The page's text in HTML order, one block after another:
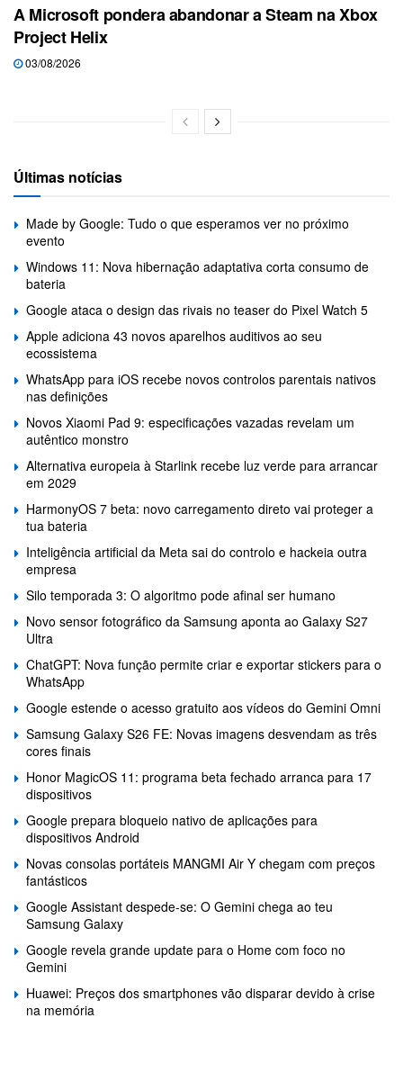
A Microsoft pondera abandonar a Steam na Xbox
Project Helix
03/08/2026
Últimas notícias
Made by Google: Tudo o que esperamos ver no próximo
evento
Windows 11: Nova hibernação adaptativa corta consumo de
bateria
Google ataca o design das rivais no teaser do Pixel Watch 5
Apple adiciona 43 novos aparelhos auditivos ao seu
ecossistema
WhatsApp para iOS recebe novos controlos parentais nativos
nas definições
Novos Xiaomi Pad 9: especificações vazadas revelam um
autêntico monstro
Alternativa europeia à Starlink recebe luz verde para arrancar
em 2029
HarmonyOS 7 beta: novo carregamento direto vai proteger a
tua bateria
Inteligência artificial da Meta sai do controlo e hackeia outra
empresa
Silo temporada 3: O algoritmo pode afinal ser humano
Novo sensor fotográfico da Samsung aponta ao Galaxy S27
Ultra
ChatGPT: Nova função permite criar e exportar stickers para o
WhatsApp
Google estende o acesso gratuito aos vídeos do Gemini Omni
Samsung Galaxy S26 FE: Novas imagens desvendam as três
cores finais
Honor MagicOS 11: programa beta fechado arranca para 17
dispositivos
Google prepara bloqueio nativo de aplicações para
dispositivos Android
Novas consolas portáteis MANGMI Air Y chegam com preços
fantásticos
Google Assistant despede-se: O Gemini chega ao teu
Samsung Galaxy
Google revela grande update para o Home com foco no
Gemini
Huawei: Preços dos smartphones vão disparar devido à crise
na memória